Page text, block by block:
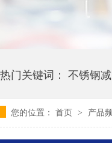
热门关键词： 不锈钢
您的位置： 首页 > 产品